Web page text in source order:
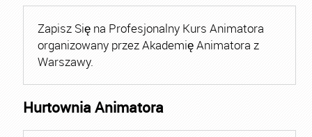
Zapisz Się na Profesjonalny Kurs Animatora
organizowany przez Akademię Animatora z
Warszawy.
Hurtownia Animatora